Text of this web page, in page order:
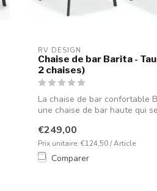
RV DESIGN
Chaise de bar Barita -
2 chaises)
La chaise de bar confortable
une chaise de bar haute qui
€249,00
Prix unitaire: €124,50 / Article
Comparer